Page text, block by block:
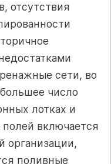
отсутствия
сети, во
число
лотках и
включается
организации,
поливные